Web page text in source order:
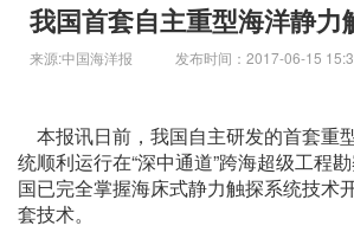
我国首套自主重型海洋静力
来源:中国海洋报 发布时间：2017-06-15
本报讯日前，我国自主研发的首套重
统顺利运行在“深中通道”跨海超级工程
国已完全掌握海床式静力触探系统技术
套技术。